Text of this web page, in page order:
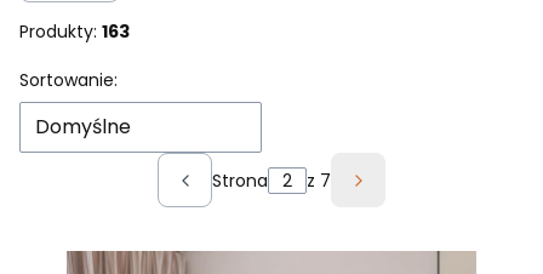
Produkty: 163
Lista produktów
Sortowanie:
Domyślne
Poprzednie produkty
Strona z 7 Następne